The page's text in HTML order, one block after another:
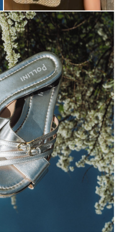
Echos mule in silver is...